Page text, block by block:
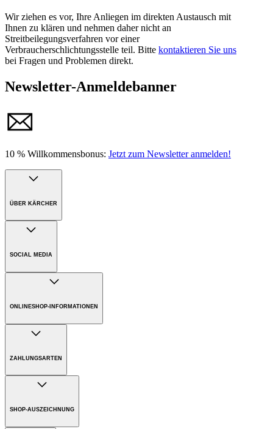
Wir ziehen es vor, Ihre Anliegen im direkten Austausch mit
Ihnen zu klären und nehmen daher nicht an
Streitbeilegungsverfahren vor einer
Verbraucherschlichtungsstelle teil. Bitte kontaktieren Sie uns
bei Fragen und Problemen direkt.
Newsletter-Anmeldebanner
10 % Willkommensbonus: Jetzt zum Newsletter anmelden!
ÜBER KÄRCHER
Unternehmen
Nachhaltigkeit
SOCIAL MEDIA
ONLINESHOP-INFORMATIONEN
Versandkosten
Bezahlung
Gewährleistung
ZAHLUNGSARTEN
SHOP-AUSZEICHNUNG